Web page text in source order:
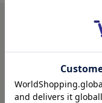
minneについて
作品をさがす